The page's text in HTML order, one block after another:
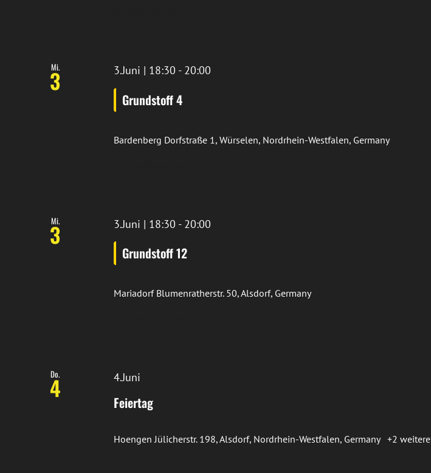
Mi.
3
Grundstoff 4
3.Juni | 18:30 - 20:00
Bardenberg Dorfstraße 1, Würselen, Nordrhein-Westfalen, Germany
Mi.
3
Grundstoff 12
3.Juni | 18:30 - 20:00
Mariadorf Blumenratherstr. 50, Alsdorf, Germany
Do.
4 Feiertag
4.Juni
HoengenJülicherstr. 198, Alsdorf, Nordrhein-Westfalen, Germany +2 weitere